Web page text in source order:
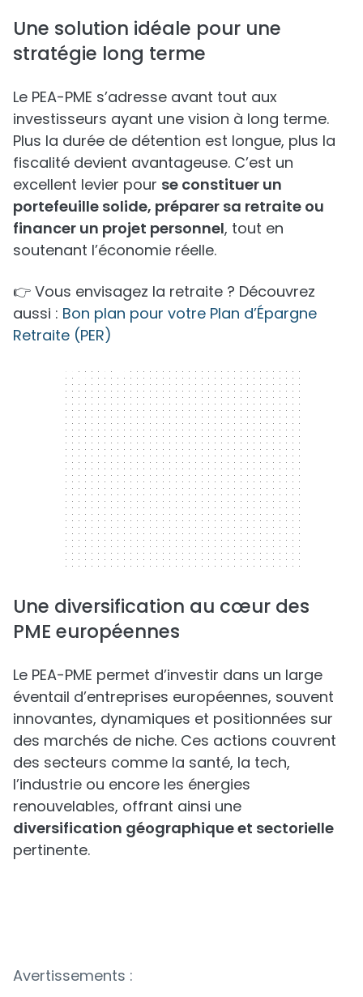
Une solution idéale pour une
stratégie long terme
Le PEA-PME s’adresse avant tout aux
investisseurs ayant une vision à long terme.
Plus la durée de détention est longue, plus la
fiscalité devient avantageuse. C’est un
excellent levier pour se constituer un
portefeuille solide, préparer sa retraite ou
financer un projet personnel, tout en
soutenant l’économie réelle.
👉 Vous envisagez la retraite ? Découvrez
aussi : Bon plan pour votre Plan d’Épargne
Retraite (PER)
300 x 250
Une diversification au cœur des
PME européennes
Le PEA-PME permet d’investir dans un large
éventail d’entreprises européennes, souvent
innovantes, dynamiques et positionnées sur
des marchés de niche. Ces actions couvrent
des secteurs comme la santé, la tech,
l’industrie ou encore les énergies
renouvelables, offrant ainsi une
diversification géographique et sectorielle
pertinente.
Avertissements :